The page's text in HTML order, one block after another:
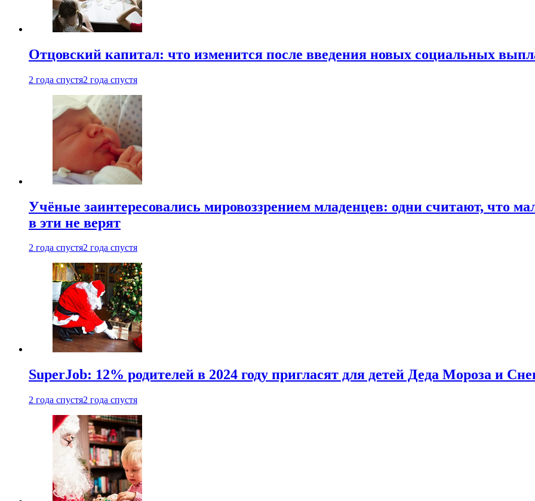
Отцовский капитал: что изменится после введения новых социальных
2 года спустя2 года спустя
Учёные заинтересовались мировоззрением младенцев: одни считают, что
в эти не верят
2 года спустя2 года спустя
SuperJob: 12% родителей в 2024 году пригласят для детей Деда Мороза и
2 года спустя2 года спустя